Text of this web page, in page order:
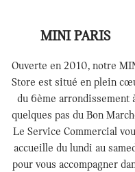
MINI PARIS
Ouverte en 2010, notre
Store est situé en plein
du 6ème arrondissement
quelques pas du Bon
Le Service Commercial
accueille du lundi au
pour vous accompagner